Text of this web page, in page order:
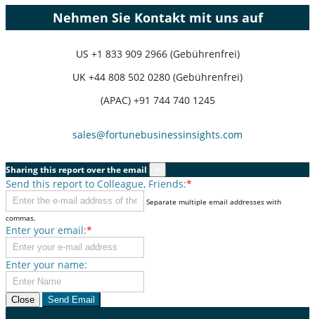
Nehmen Sie Kontakt mit uns auf
US +1 833 909 2966 (Gebührenfrei)
UK +44 808 502 0280 (Gebührenfrei)
(APAC) +91 744 740 1245
sales@fortunebusinessinsights.com
Sharing this report over the email
Send this report to Colleague, Friends:*
Separate multiple email addresses with
commas.
Enter your email:*
Enter your name:
Close Send Email